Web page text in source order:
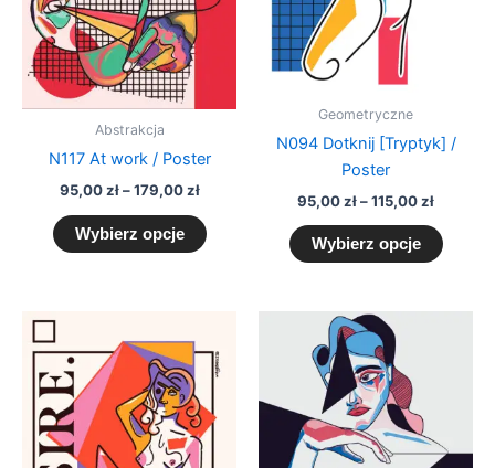
Abstrakcja
N117 At work / Poster
95,00zł – 179,00zł
Wybierz opcje
na
produktu
Geometryczne
N094 Dotknij [Tryptyk] /
Poster
95,00zł–115,00zł
Wybierz opcje
od
95,00 zł
145,00 zł
produkt
ma
wiele
wariantów.
Opcje